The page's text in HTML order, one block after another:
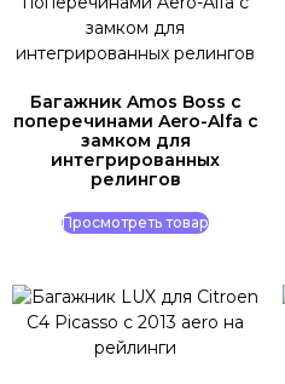
Багажник Amos Boss c
поперечинами Aero-Alfa с
замком для
интегрированных
релингов
Просмотреть товар